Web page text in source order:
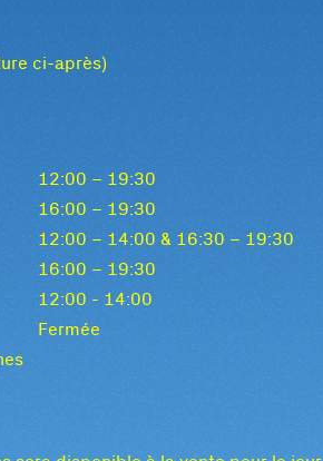
ci-après)
12:00 – 19:30
16:00 – 19:30
12:00 – 14:00 & 16:30 – 19:30
16:00 – 19:30
12:00 - 14:00
Fermée